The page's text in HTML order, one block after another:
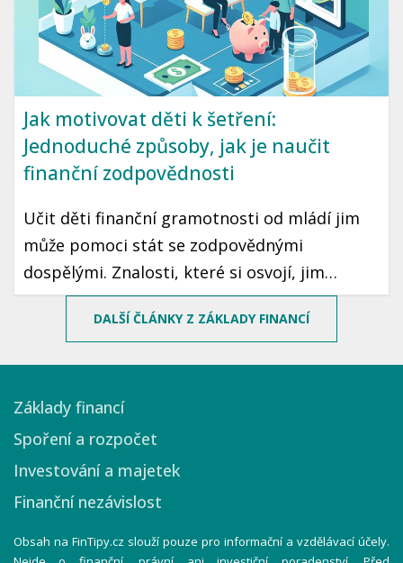
Jak motivovat děti k šetření:
Jednoduché způsoby, jak je naučit
finanční zodpovědnosti
Učit děti finanční gramotnosti od mládí jim
může pomoci stát se zodpovědnými
dospělými. Znalosti, které si osvojí, jim
mohou sloužit po celý život. Prozradíme vám,
jak motivovat děti k šetření peněz pomocí
DALŠÍ ČLÁNKY Z ZÁKLADY FINANCÍ
Základy financí
Spoření a rozpočet
Investování a majetek
Finanční nezávislost
Obsah na FinTipy.cz slouží pouze pro informační a vzdělávací účely.